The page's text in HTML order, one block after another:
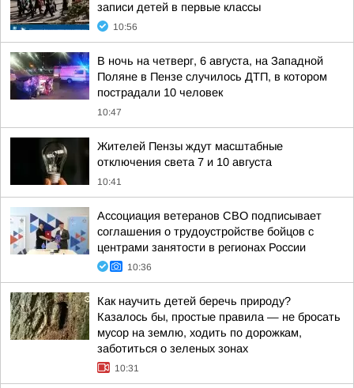
записи детей в первые классы
10:56
В ночь на четверг, 6 августа, на Западной
Поляне в Пензе случилось ДТП, в котором
пострадали 10 человек
10:47
Жителей Пензы ждут масштабные
отключения света 7 и 10 августа
10:41
Ассоциация ветеранов СВО подписывает
соглашения о трудоустройстве бойцов с
центрами занятости в регионах России
10:36
Как научить детей беречь природу?
Казалось бы, простые правила — не бросать
мусор на землю, ходить по дорожкам,
заботиться о зеленых зонах
10:31